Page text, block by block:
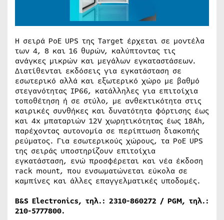
Η σειρά PoE UPS της Target έρχεται σε μοντέλα
των 4, 8 και 16 θυρών, καλύπτοντας τις
ανάγκες μικρών και μεγάλων εγκαταστάσεων.
Διατίθενται εκδόσεις για εγκατάσταση σε
εσωτερικό αλλά και εξωτερικό χώρο με βαθμό
στεγανότητας IP66, κατάλληλες για επιτοίχια
τοποθέτηση ή σε στύλο, με ανθεκτικότητα στις
καιρικές συνθήκες και δυνατότητα φόρτισης έως
και 4x μπαταριών 12V χωρητικότητας έως 18Ah,
παρέχοντας αυτονομία σε περίπτωση διακοπής
ρεύματος. Για εσωτερικούς χώρους, τα PoE UPS
της σειράς υποστηρίζουν επιτοίχια
εγκατάσταση, ενώ προσφέρεται και νέα έκδοση
rack mount, που ενσωματώνεται εύκολα σε
καμπίνες και άλλες επαγγελματικές υποδομές.
B&S Electronics, τηλ.: 2310-860272 / PGM, τηλ.:
210-5777800.